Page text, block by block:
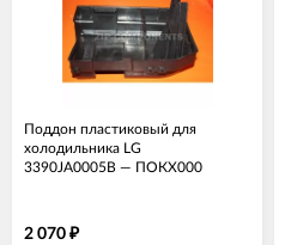
Поддон пластиковый для
холодильника LG
3390JA0005B — ПОКХ000
2 070 ₽